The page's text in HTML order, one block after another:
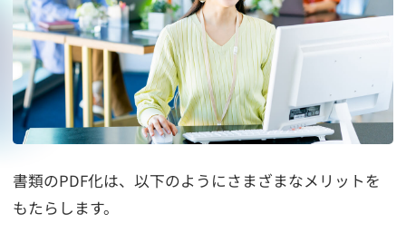
書類のPDF化は、以下のようにさまざまなメリットを
もたらします。